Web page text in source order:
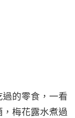
的零食，一看
梅花露水煮過